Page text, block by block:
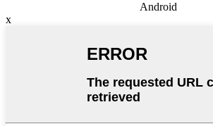
Android
x